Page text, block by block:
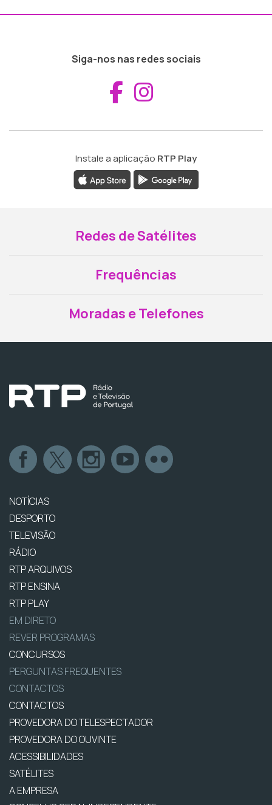
Siga-nos nas redes sociais
Aceder ao
Instale a aplicação RTP Play
Redes de Satélites
Frequências
Moradas e Telefones
NOTÍCIAS
DESPORTO
TELEVISÃO
RÁDIO
RTP ARQUIVOS
RTP ENSINA
RTP PLAY
EM DIRETO
REVER PROGRAMAS
CONCURSOS
PERGUNTAS FREQUENTES
CONTACTOS
CONTACTOS
PROVEDORA DO TELESPECTADOR
PROVEDORA DO OUVINTE
ACESSIBILIDADES
SATÉLITES
A EMPRESA